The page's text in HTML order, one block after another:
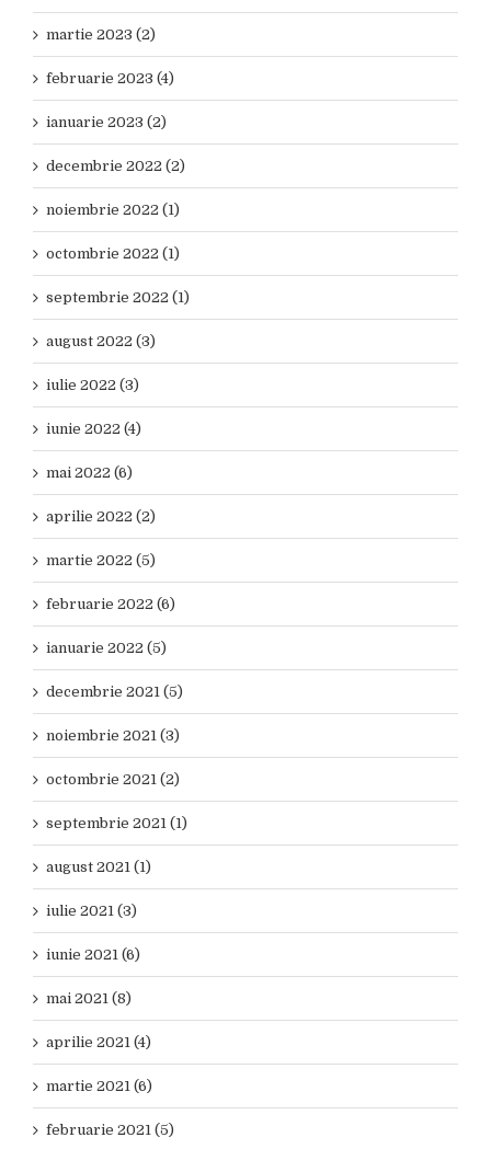
martie 2023 (2)
februarie 2023 (4)
ianuarie 2023 (2)
decembrie 2022 (2)
noiembrie 2022 (1)
octombrie 2022 (1)
septembrie 2022 (1)
august 2022 (3)
iulie 2022 (3)
iunie 2022 (4)
mai 2022 (6)
aprilie 2022 (2)
martie 2022 (5)
februarie 2022 (6)
ianuarie 2022 (5)
decembrie 2021 (5)
noiembrie 2021 (3)
octombrie 2021 (2)
septembrie 2021 (1)
august 2021 (1)
iulie 2021 (3)
iunie 2021 (6)
mai 2021 (8)
aprilie 2021 (4)
martie 2021 (6)
februarie 2021 (5)